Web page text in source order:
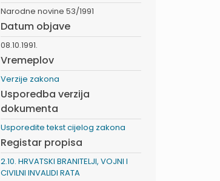
Narodne novine 53/1991
Datum objave
08.10.1991.
Vremeplov
Verzije zakona
Usporedba verzija
dokumenta
Usporedite tekst cijelog zakona
Registar propisa
2.10. HRVATSKI BRANITELJI, VOJNI I
CIVILNI INVALIDI RATA